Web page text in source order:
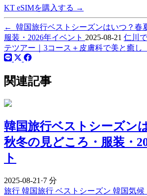
KT eSIMを購入する →
←
韓国旅行ベストシーズンはいつ？春
服装・2026年イベント 2025-08-21 仁川
テツアー｜3コース＋皮膚科で美と癒し
関連記事
韓国旅行ベストシーズン
秋冬の見どころ・服装・
ト
2025-08-21 ·7 分
旅行 韓国旅行 ベストシーズン 韓国気候